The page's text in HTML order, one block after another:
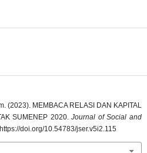
(2023). MEMBACA RELASI DAN KAPITAL
SUMENEP 2020.Journal of Social and
doi.org/10.54783/jser.v5i2.115